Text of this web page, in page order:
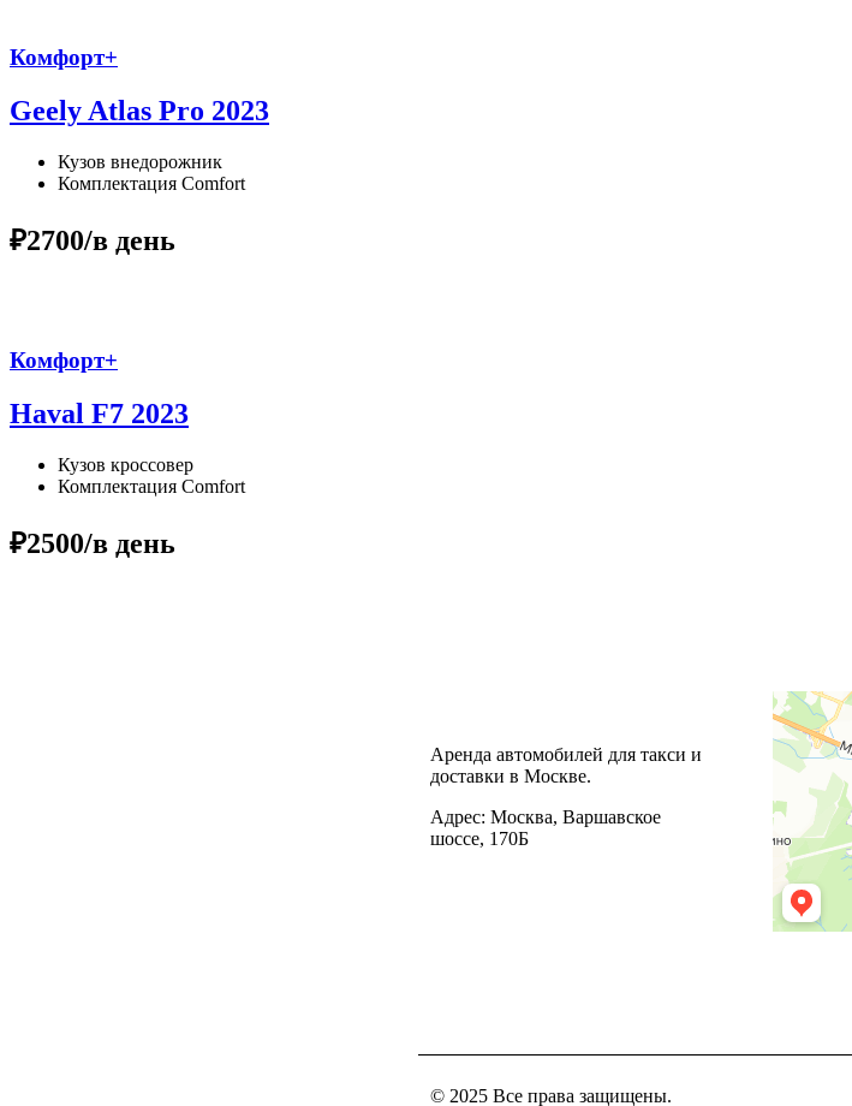
Комфорт+
Geely Atlas Pro 2023
Кузов внедорожник
Комплектация Comfort
₽2700/в день
Комфорт+
Haval F7 2023
Кузов кроссовер
Комплектация Comfort
₽2500/в день
Аренда автомобилей для такси и
доставки в Москве.
Адрес: Москва, Варшавское
шоссе, 170Б
© 2025 Все права защищены.